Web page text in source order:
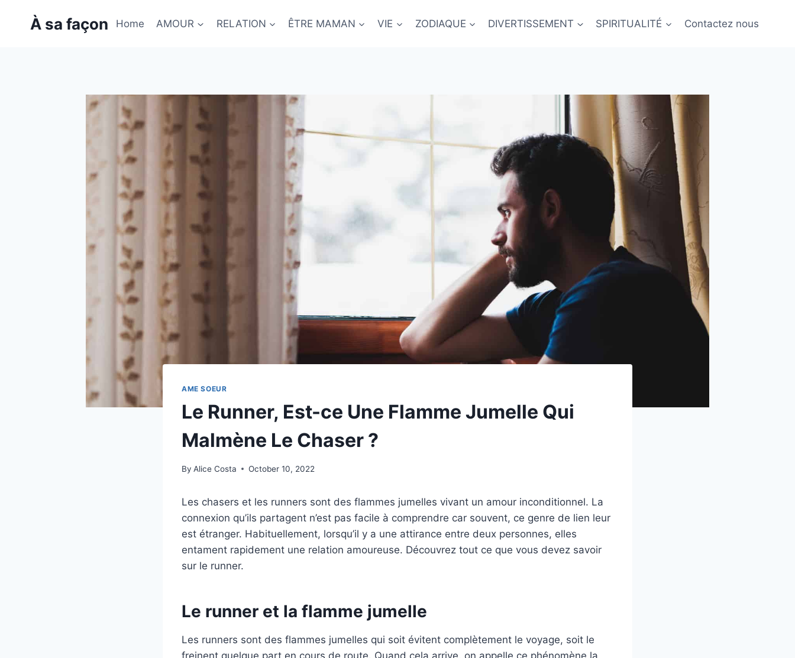
À sa façon Home AMOUR RELATION ÊTRE MAMAN VIE ZODIAQUE DIVERTISSEMENT SPIRITUALITÉ Contactez nous
AME SOEUR
Le Runner, Est-ce Une Flamme Jumelle Qui
Malmène Le Chaser ?
By Alice Costa October 10, 2022
Les chasers et les runners sont des flammes jumelles vivant un amour inconditionnel. La
connexion qu’ils partagent n’est pas facile à comprendre car souvent, ce genre de lien leur
est étranger. Habituellement, lorsqu’il y a une attirance entre deux personnes, elles
entament rapidement une relation amoureuse. Découvrez tout ce que vous devez savoir
sur le runner.
Le runner et la flamme jumelle
Les runners sont des flammes jumelles qui soit évitent complètement le voyage, soit le
freinent quelque part en cours de route. Quand cela arrive, on appelle ce phénomène la